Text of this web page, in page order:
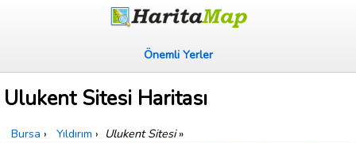
Önemli Yerler
Ulukent Sitesi Haritası
Bursa › Yıldırım › Ulukent Sitesi»